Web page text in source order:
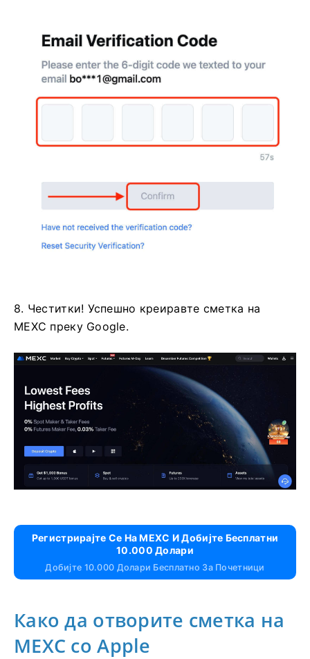
8. Честитки! Успешно креиравте сметка на
MEXC преку Google.
Регистрирајте Се На MEXC И Добијте Бесплатни
10.000 Долари
Добијте 10.000 Долари Бесплатно За Почетници
Како да отворите сметка на
MEXC со Apple